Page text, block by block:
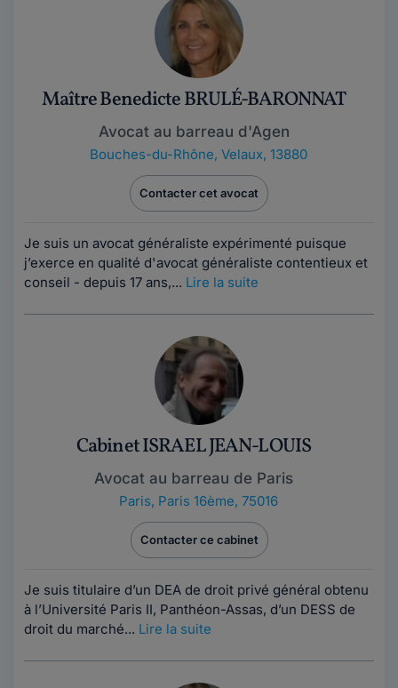
Maître Benedicte BRULÉ-BARONNAT
Avocat au barreau d'Agen
Bouches-du-Rhône, Velaux, 13880
Contacter cet avocat
Je suis un avocat généraliste expérimenté puisque
j’exerce en qualité d'avocat généraliste contentieux et
conseil - depuis 17 ans,... Lire la suite
Cabinet ISRAEL JEAN-LOUIS
Avocat au barreau de Paris
Paris, Paris 16ème, 75016
Contacter ce cabinet
Je suis titulaire d’un DEA de droit privé général obtenu
à l’Université Paris II, Panthéon-Assas, d’un DESS de
droit du marché... Lire la suite